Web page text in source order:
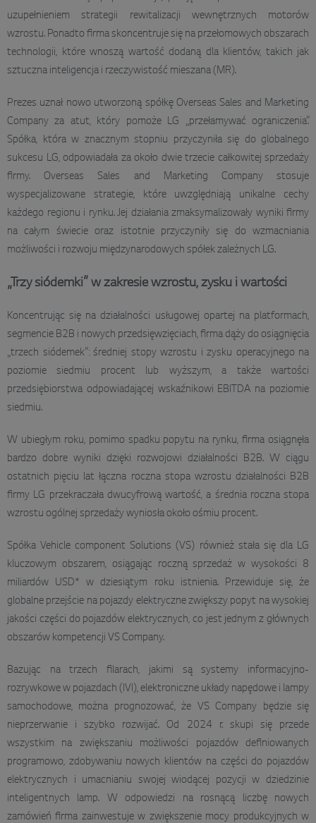
uzupełnieniem strategii rewitalizacji wewnętrznych motorów
wzrostu. Ponadto firma skoncentruje się na przełomowych obszarach
technologii, które wnoszą wartość dodaną dla klientów, takich jak
sztuczna inteligencja i rzeczywistość mieszana (MR).
Prezes uznał nowo utworzoną spółkę Overseas Sales and Marketing
Company za atut, który pomoże LG „przełamywać ograniczenia”.
Spółka, która w znacznym stopniu przyczyniła się do globalnego
sukcesu LG, odpowiadała za około dwie trzecie całkowitej sprzedaży
firmy. Overseas Sales and Marketing Company stosuje
wyspecjalizowane strategie, które uwzględniają unikalne cechy
każdego regionu i rynku. Jej działania zmaksymalizowały wyniki firmy
na całym świecie oraz istotnie przyczyniły się do wzmacniania
możliwości i rozwoju międzynarodowych spółek zależnych LG.
„Trzy siódemki” w zakresie wzrostu, zysku i wartości
Koncentrując się na działalności usługowej opartej na platformach,
segmencie B2B i nowych przedsięwzięciach, firma dąży do osiągnięcia
„trzech siódemek”: średniej stopy wzrostu i zysku operacyjnego na
poziomie siedmiu procent lub wyższym, a także wartości
przedsiębiorstwa odpowiadającej wskaźnikowi EBITDA na poziomie
siedmiu.
W ubiegłym roku, pomimo spadku popytu na rynku, firma osiągnęła
bardzo dobre wyniki dzięki rozwojowi działalności B2B. W ciągu
ostatnich pięciu lat łączna roczna stopa wzrostu działalności B2B
firmy LG przekraczała dwucyfrową wartość, a średnia roczna stopa
wzrostu ogólnej sprzedaży wyniosła około ośmiu procent.
Spółka Vehicle component Solutions (VS) również stała się dla LG
kluczowym obszarem, osiągając roczną sprzedaż w wysokości 8
miliardów USD* w dziesiątym roku istnienia. Przewiduje się, że
globalne przejście na pojazdy elektryczne zwiększy popyt na wysokiej
jakości części do pojazdów elektrycznych, co jest jednym z głównych
obszarów kompetencji VS Company.
Bazując na trzech filarach, jakimi są systemy informacyjno-
rozrywkowe w pojazdach (IVI), elektroniczne układy napędowe i lampy
samochodowe, można prognozować, że VS Company będzie się
nieprzerwanie i szybko rozwijać. Od 2024 r. skupi się przede
wszystkim na zwiększaniu możliwości pojazdów definiowanych
programowo, zdobywaniu nowych klientów na części do pojazdów
elektrycznych i umacnianiu swojej wiodącej pozycji w dziedzinie
inteligentnych lamp. W odpowiedzi na rosnącą liczbę nowych
zamówień firma zainwestuje w zwiększenie mocy produkcyjnych w